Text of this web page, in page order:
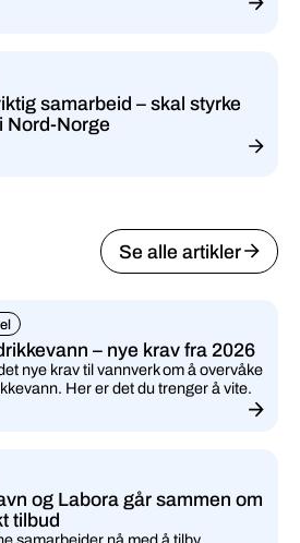
samarbeid – skal styrke
Nord-Norge
Se alle artikler
– nye krav fra 2026
nye krav til vannverk om å overvåke
Her er det du trenger å vite.
og Labora går sammen om
tilbud